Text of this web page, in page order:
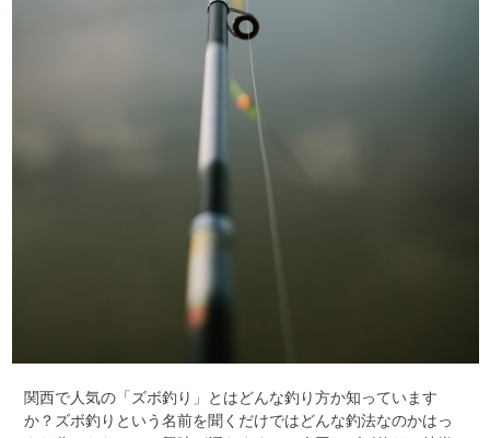
関西で人気の「ズボ釣り」とはどんな釣り方か知っています
か？ズボ釣りという名前を聞くだけではどんな釣法なのかはっ